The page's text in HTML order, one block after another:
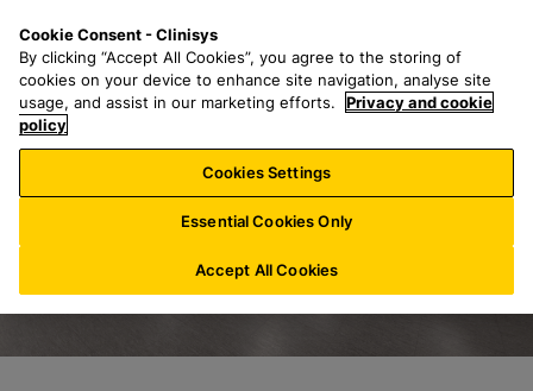
l
a
r
h
f
o
:
n
u
Cookie Consent - Clinisys
By clicking “Accept All Cookies”, you agree to the storing of
cookies on your device to enhance site navigation, analyse site
usage, and assist in our marketing efforts.
Privacy and cookie
policy
Cookies Settings
Essential Cookies Only
Accept All Cookies